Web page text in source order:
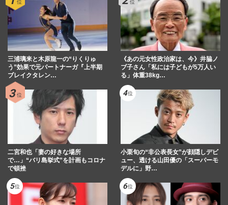
三浦璃来と木原龍一の“りくりゅ
う”効果で元パートナーガ『上半期
ブレイクタレン…
《あの元女性政治家は、今》井脇ノ
ブ子さん「私には子どもが5万人い
る」体重38kg…
二宮和也「妻の好きな場所
で…」“バリ島挙式”を計画もコロナ
で頓挫
小栗旬の“非公表長女”が顔隠しデビ
ュー、透ける山田優の「スーパーモ
デルに」野…